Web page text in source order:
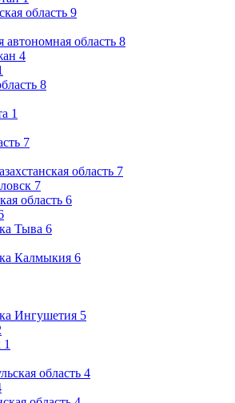
область 9
автономная область 8
4
8
1
7
область 7
7
область 6
Тыва 6
Калмыкия 6
Ингушетия 5
1
область 4